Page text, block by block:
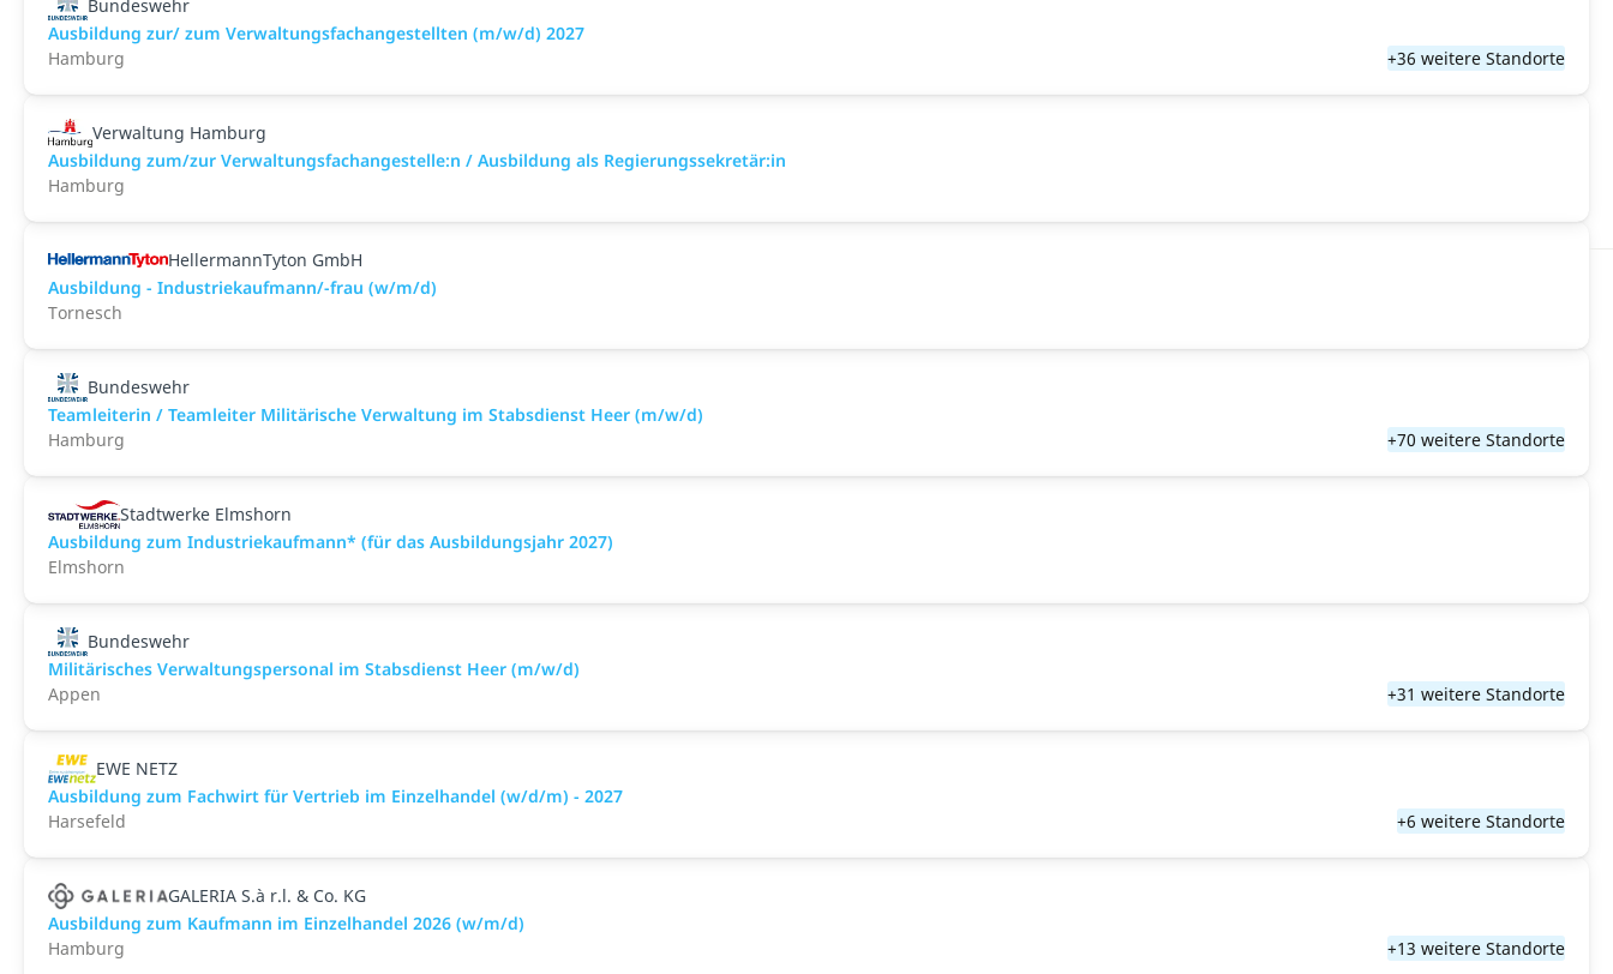
Bundeswehr
Ausbildung zur/ zum Verwaltungsfachangestellten (m/w/d) 2027
Hamburg
+36 weitere Standorte
Verwaltung Hamburg
Ausbildung zum/zur Verwaltungsfachangestelle:n / Ausbildung als Regierungssekretär:in
Hamburg
HellermannTyton GmbH
Ausbildung - Industriekaufmann/-frau (w/m/d)
Tornesch
Bundeswehr
Teamleiterin / Teamleiter Militärische Verwaltung im Stabsdienst Heer (m/w/d)
Hamburg
+70 weitere Standorte
Stadtwerke Elmshorn
Ausbildung zum Industriekaufmann* (für das Ausbildungsjahr 2027)
Elmshorn
Bundeswehr
Militärisches Verwaltungspersonal im Stabsdienst Heer (m/w/d)
Appen
+31 weitere Standorte
EWE NETZ
Ausbildung zum Fachwirt für Vertrieb im Einzelhandel (w/d/m) - 2027
Harsefeld
+6 weitere Standorte
GALERIA S.à r.l. & Co. KG
Ausbildung zum Kaufmann im Einzelhandel 2026 (w/m/d)
Hamburg
+13 weitere Standorte